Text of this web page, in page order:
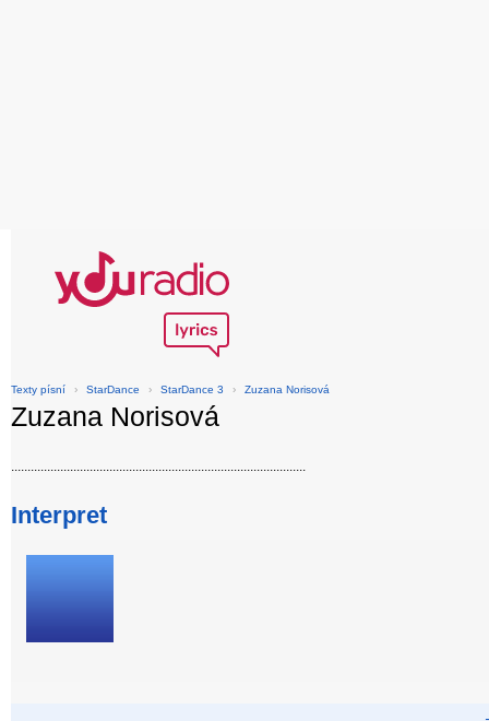
Texty písní › StarDance › StarDance 3 › Zuzana Norisová
Zuzana Norisová
..........................................................................................
Interpret